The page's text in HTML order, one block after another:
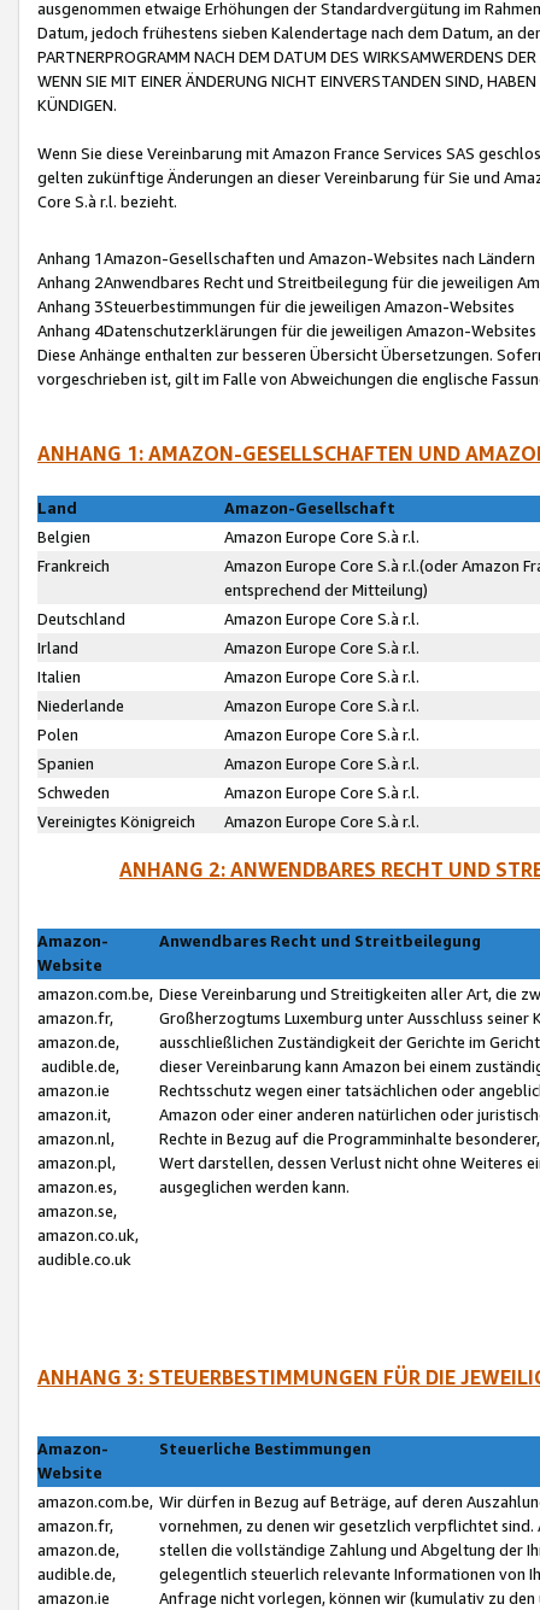
ausgenommen etwaige Erhöhungen der Standardvergütung im
Datum, jedoch frühestens sieben Kalendertage nach dem Datum, an
PARTNERPROGRAMM NACH DEM DATUM DES WIRKSAMWERDENS
WENN SIE MIT EINER ÄNDERUNG NICHT EINVERSTANDEN SIND,
KÜNDIGEN.
Wenn Sie diese Vereinbarung mit Amazon France Services SAS
gelten zukünftige Änderungen an dieser Vereinbarung für Sie und
Core S.à r.l. bezieht.
Anhang 1Amazon-Gesellschaften und Amazon-Websites nach Ländern
Anhang 2Anwendbares Recht und Streitbeilegung für die jeweiligen
Anhang 3Steuerbestimmungen für die jeweiligen Amazon-Websites
Anhang 4Datenschutzerklärungen für die jeweiligen Amazon-Websites
Diese Anhänge enthalten zur besseren Übersicht Übersetzungen.
vorgeschrieben ist, gilt im Falle von Abweichungen die englische
ANHANG 1: AMAZON-GESELLSCHAFTEN UND
Land
Amazon-Gesellschaft
Belgien
Amazon Europe Core S.à r.l.
Frankreich
Amazon Europe Core S.à r.l.(oder Amazon
entsprechend der Mitteilung)
Deutschland
Amazon Europe Core S.à r.l.
Irland
Amazon Europe Core S.à r.l.
Italien
Amazon Europe Core S.à r.l.
Niederlande
Amazon Europe Core S.à r.l.
Polen
Amazon Europe Core S.à r.l.
Spanien
Amazon Europe Core S.à r.l.
Schweden
Amazon Europe Core S.à r.l.
Vereinigtes Königreich
Amazon Europe Core S.à r.l.
ANHANG 2: ANWENDBARES RECHT UND
Amazon-
Website
Anwendbares Recht und Streitbeilegung
amazon.com.be,
amazon.fr,
amazon.de,
audible.de,
amazon.ie
amazon.it,
amazon.nl,
amazon.pl,
amazon.es,
amazon.se,
amazon.co.uk,
audible.co.uk
Diese Vereinbarung und Streitigkeiten aller Art, die
Großherzogtums Luxemburg unter Ausschluss
ausschließlichen Zuständigkeit der Gerichte im
dieser Vereinbarung kann Amazon bei einem
Rechtsschutz wegen einer tatsächlichen oder
Amazon oder einer anderen natürlichen oder
Rechte in Bezug auf die Programminhalte
Wert darstellen, dessen Verlust nicht ohne Weiteres
ausgeglichen werden kann.
ANHANG 3: STEUERBESTIMMUNGEN FÜR DIE
Amazon-
Website
Steuerliche Bestimmungen
amazon.com.be,
amazon.fr,
amazon.de,
audible.de,
amazon.ie
Wir dürfen in Bezug auf Beträge, auf deren
vornehmen, zu denen wir gesetzlich verpflichtet
stellen die vollständige Zahlung und Abgeltung der
gelegentlich steuerlich relevante Informationen von
Anfrage nicht vorlegen, können wir (kumulativ zu